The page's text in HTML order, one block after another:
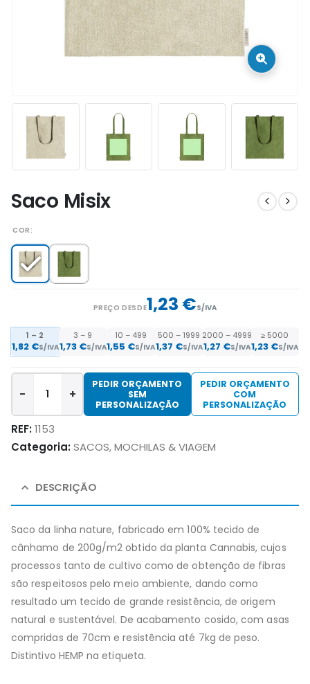
Saco Misix
COR
PREÇO DESDE1,23 €S/IVA
1 – 2
1,82 €S/IVA
3 – 9
1,73 €S/IVA
10 – 499
1,55 €S/IVA
500 – 1999
1,37 €S/IVA
2000 – 4999
1,27 €S/IVA
≥ 5000
1,23 €S/IVA
- +
PEDIR ORÇAMENTO
SEM
PERSONALIZAÇÃO
PEDIR ORÇAMENTO
COM
PERSONALIZAÇÃO
REF:1153
Categoria:SACOS, MOCHILAS & VIAGEM
DESCRIÇÃO
Saco da linha nature, fabricado em 100% tecido de
cânhamo de 200g/m2 obtido da planta Cannabis, cujos
processos tanto de cultivo como de obtenção de fibras
são respeitosos pelo meio ambiente, dando como
resultado um tecido de grande resistência, de origem
natural e sustentável. De acabamento cosido, com asas
compridas de 70cm e resistência até 7kg de peso.
Distintivo HEMP na etiqueta.